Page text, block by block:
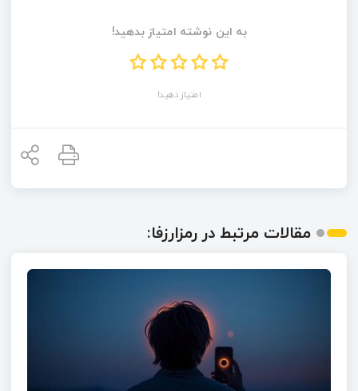
به این نوشته امتیاز بدهید!
امتیاز دهید!
مقالات مرتبط در رمزارزفا: